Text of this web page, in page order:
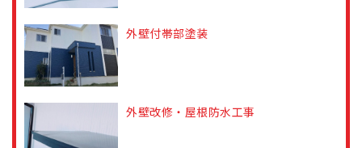
外壁付帯部塗装
外壁改修・屋根防水工事